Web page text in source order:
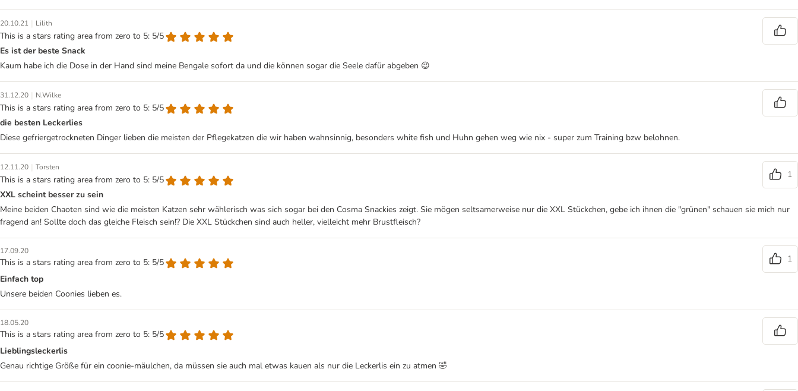
20.10.21 | Lilith
This is a stars rating area from zero to 5: 5/5
Es ist der beste Snack
Kaum habe ich die Dose in der Hand sind meine Bengale sofort da und die können sogar die Seele dafür abgeben 😉
31.12.20 | N.Wilke
This is a stars rating area from zero to 5: 5/5
die besten Leckerlies
Diese gefriergetrockneten Dinger lieben die meisten der Pflegekatzen die wir haben wahnsinnig, besonders white fish und Huhn gehen weg wie nix - super zum Training bzw belohnen.
12.11.20 | Torsten
This is a stars rating area from zero to 5: 5/5
1
XXL scheint besser zu sein
Meine beiden Chaoten sind wie die meisten Katzen sehr wählerisch was sich sogar bei den Cosma Snackies zeigt. Sie mögen seltsamerweise nur die XXL Stückchen, gebe ich ihnen die "grünen" schauen sie mich nur
fragend an! Sollte doch das gleiche Fleisch sein!? Die XXL Stückchen sind auch heller, vielleicht mehr Brustfleisch?
17.09.20
This is a stars rating area from zero to 5: 5/5
1
Einfach top
Unsere beiden Coonies lieben es.
18.05.20
This is a stars rating area from zero to 5: 5/5
Lieblingsleckerlis
Genau richtige Größe für ein coonie-mäulchen, da müssen sie auch mal etwas kauen als nur die Leckerlis ein zu atmen 🤣